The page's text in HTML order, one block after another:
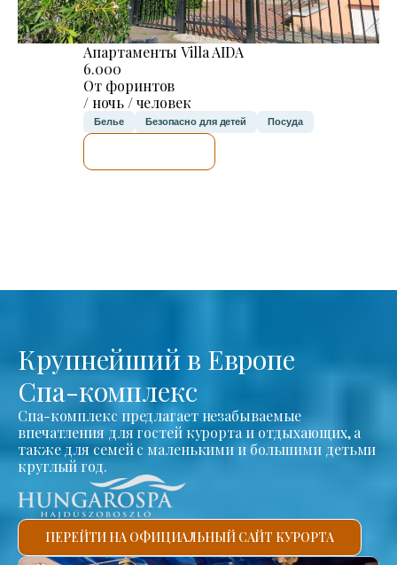
Апартаменты Villa AIDA
6.000
От форинтов
/ ночь / человек
Белье Безопасно для детей Посуда
Крупнейший в Европе
Спа-комплекс
Спа-комплекс предлагает незабываемые
впечатления для гостей курорта и отдыхающих, а
также для семей с маленькими и большими детьми
круглый год.
ПЕРЕЙТИ НА ОФИЦИАЛЬНЫЙ САЙТ КУРОРТА